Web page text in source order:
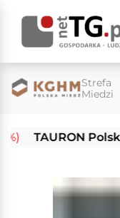
Strefa
Miedzi
TAURON Polska